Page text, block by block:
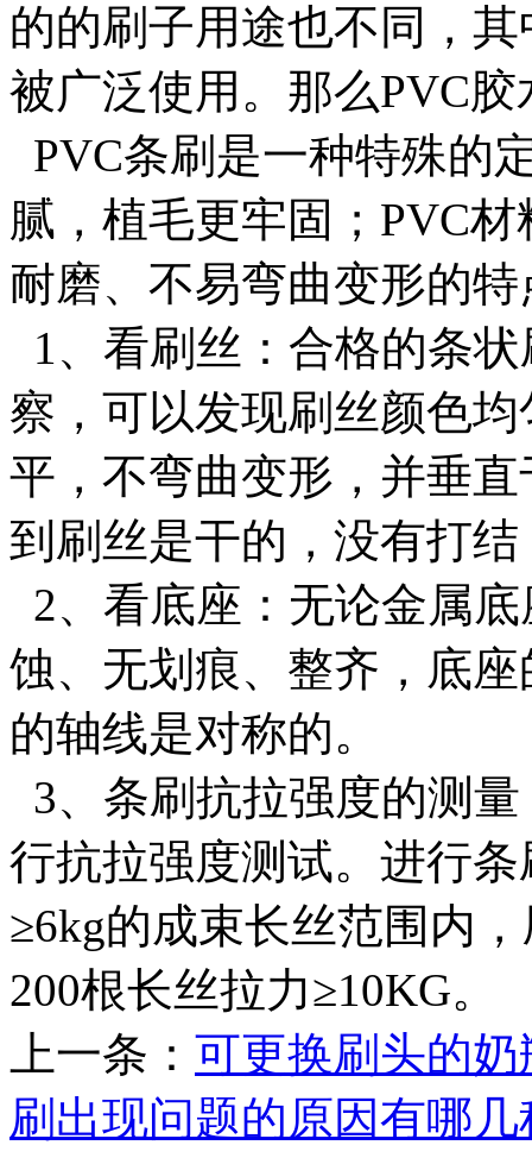
的的刷子用途也不同，
被广泛使用。那么PVC
PVC条刷是一种特殊的
腻，植毛更牢固；PVC
耐磨、不易弯曲变形的
1、看刷丝：合格的条
察，可以发现刷丝颜色
平，不弯曲变形，并垂
到刷丝是干的，没有打
2、看底座：无论金属
蚀、无划痕、整齐，底
的轴线是对称的。
3、条刷抗拉强度的测
行抗拉强度测试。进行
≥6kg的成束长丝范围内
200根长丝拉力≥10KG。
上一条： 可更换刷头的
刷出现问题的原因有哪几